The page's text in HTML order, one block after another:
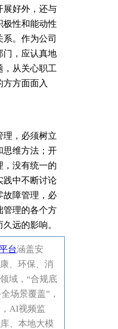
展好外，还与
极性和能动性
。作为公司
门，应认真地
，从关心职工
方方面面入
理，必须树立
思维方法；开
，没有统一的
践中不断讨论
故障管理，必
管理的各个方
远的影响。
台涵盖安
、环保、消
域，“合规底
场景覆盖”，
AI视频监
、本地大模